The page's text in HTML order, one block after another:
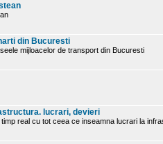
din Bucuresti
mijloacelor de transport din Bucuresti
lucrari, devieri
timp real cu tot ceea ce inseamna lucrari la